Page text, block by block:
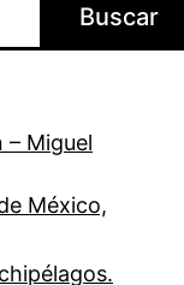
Buscar
Miguel
México,